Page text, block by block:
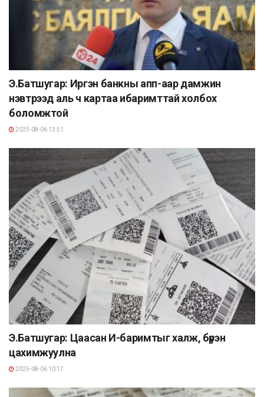
Э.Батшугар: Иргэн банкны апп-аар дамжин
нэвтрээд аль ч картаа ибаримттай холбох
боломжтой
2025-08-06 13:51
Э.Батшугар: Цаасан И-баримтыг халж, бүрэн
цахимжуулна
2025-08-06 10:17